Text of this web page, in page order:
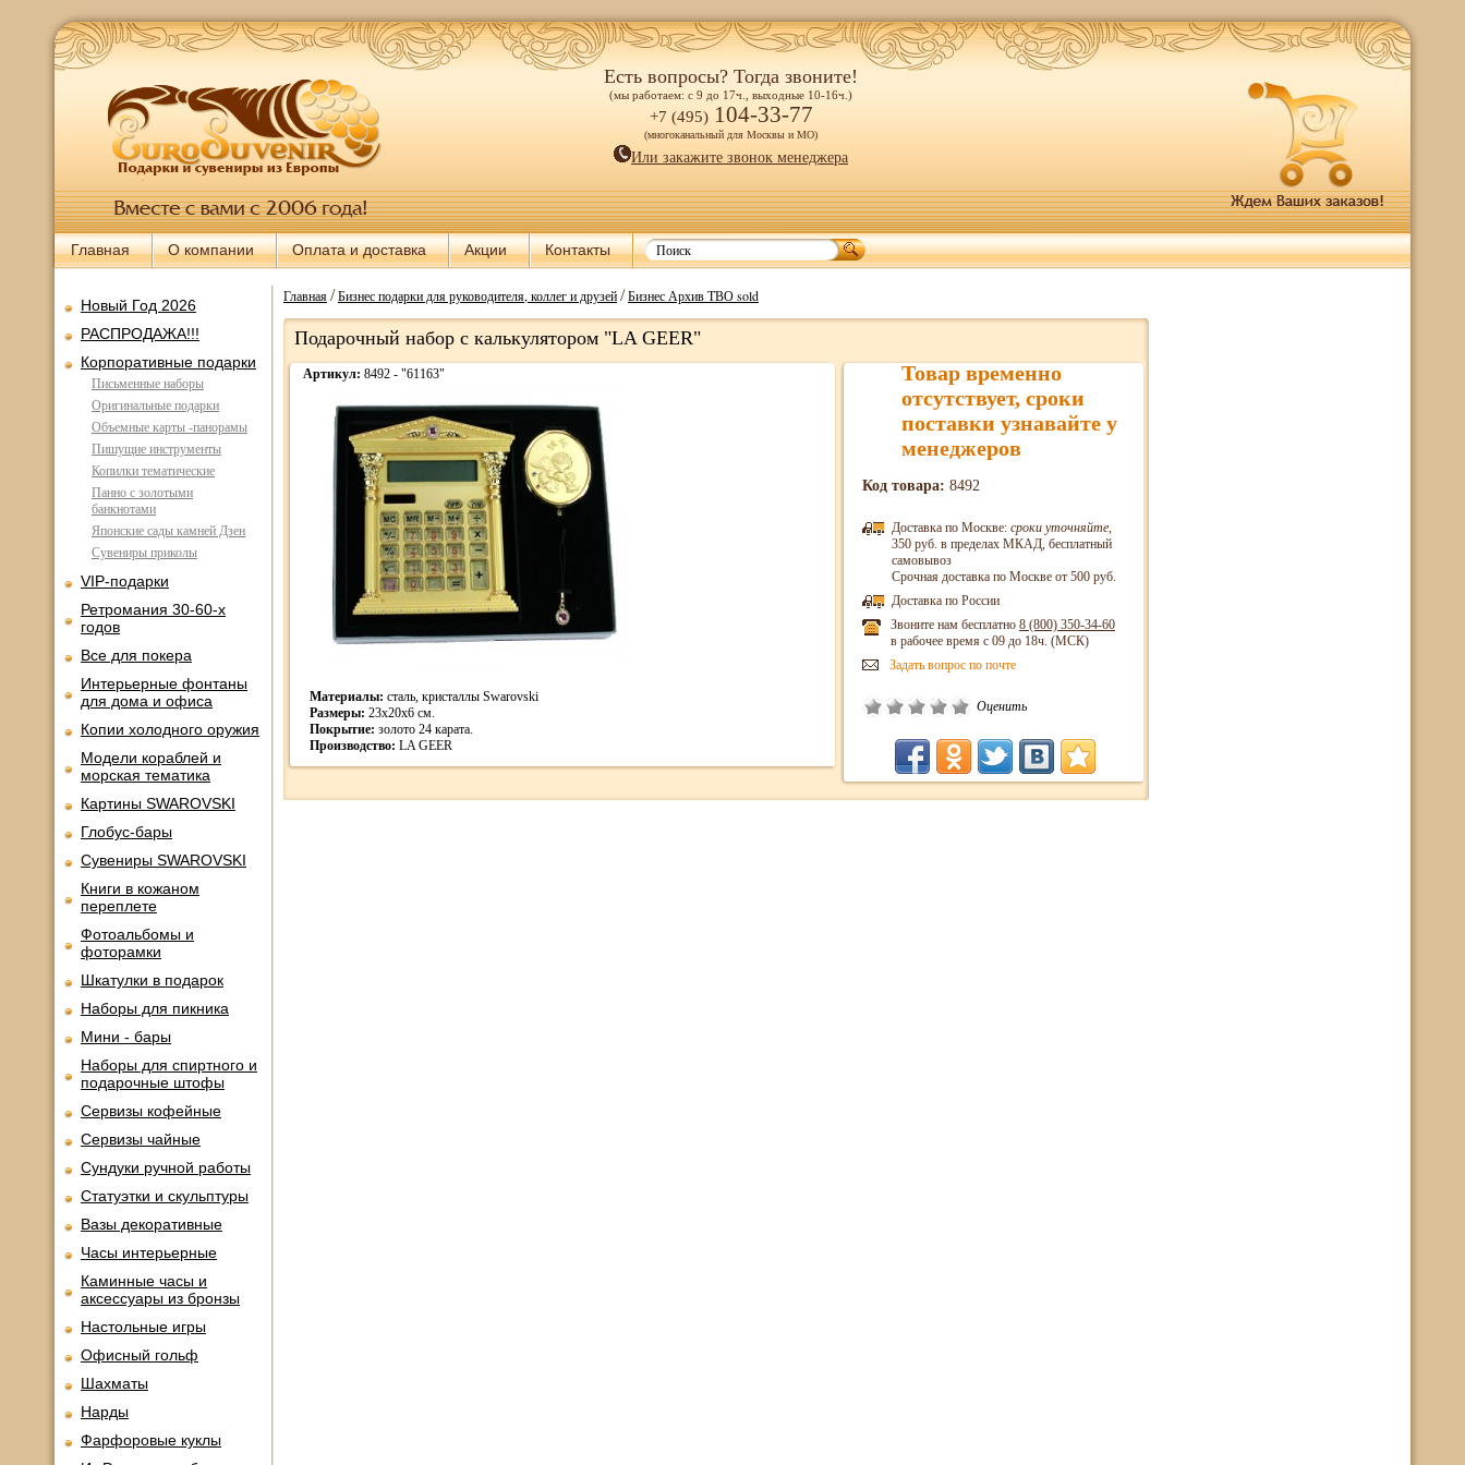
Есть вопросы? Тогда звоните!
(мы работаем: с 9 до 17ч., выходные 10-16ч.)
+7 (495) 104-33-77
(многоканальный для Москвы и МО)
Или закажите звонок менеджера
Главная О компании Оплата и доставка Акции Контакты
Новый Год 2026
РАСПРОДАЖА!!!
Корпоративные подарки
Письменные наборы
Оригинальные подарки
Объемные карты -панорамы
Пишущие инструменты
Копилки тематические
Панно с золотыми
банкнотами
Японские сады камней Дзен
Сувениры приколы
VIP-подарки
Ретромания 30-60-х
годов
Все для покера
Интерьерные фонтаны
для дома и офиса
Копии холодного оружия
Модели кораблей и
морская тематика
Картины SWAROVSKI
Глобус-бары
Сувениры SWAROVSKI
Книги в кожаном
переплете
Фотоальбомы и
фоторамки
Шкатулки в подарок
Наборы для пикника
Мини - бары
Наборы для спиртного и
подарочные штофы
Сервизы кофейные
Сервизы чайные
Сундуки ручной работы
Статуэтки и скульптуры
Вазы декоративные
Часы интерьерные
Каминные часы и
аксессуары из бронзы
Настольные игры
Офисный гольф
Шахматы
Нарды
Фарфоровые куклы
Главная/Бизнес подарки для руководителя, коллег и друзей/Бизнес Архив ТВО sold
Подарочный набор с калькулятором "LA GEER"
Артикул: 8492 - "61163"
Материалы: сталь, кристаллы Swarovski
Размеры: 23х20х6 см.
Покрытие: золото 24 карата.
Производство: LA GEER
Товар временно
отсутствует, сроки
поставки узнавайте у
менеджеров
Код товара: 8492
Доставка по Москве: сроки уточняйте,
350 руб. в пределах МКАД, бесплатный
самовывоз
Срочная доставка по Москве от 500 руб.
Доставка по России
Звоните нам бесплатно 8 (800) 350-34-60
в рабочее время с 09 до 18ч. (МСК)
Задать вопрос по почте
Оценить